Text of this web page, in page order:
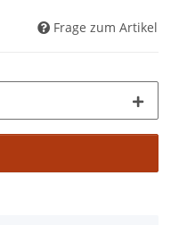
Frage zum Artikel